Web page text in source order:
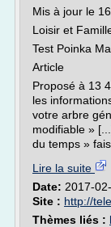
Mis à jour le
Loisir et
Test Poinka
Article
Proposé à 13
les
votre arbre
modifiable »
du temps »
Lire la suite
Date: 2017-
Site : http://
Thèmes liés :